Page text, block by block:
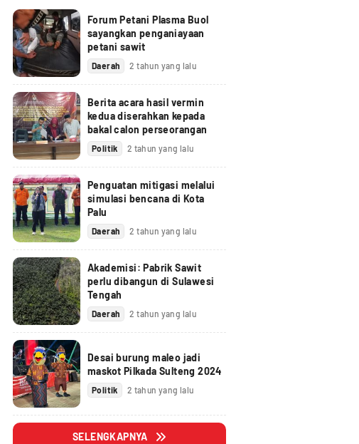
Forum Petani Plasma Buol
sayangkan penganiayaan
petani sawit
Daerah 2 tahun yang lalu
Berita acara hasil vermin
kedua diserahkan kepada
bakal calon perseorangan
Politik 2 tahun yang lalu
Penguatan mitigasi melalui
simulasi bencana di Kota
Palu
Daerah 2 tahun yang lalu
Akademisi: Pabrik Sawit
perlu dibangun di Sulawesi
Tengah
Daerah 2 tahun yang lalu
Desai burung maleo jadi
maskot Pilkada Sulteng 2024
Politik 2 tahun yang lalu
SELENGKAPNYA